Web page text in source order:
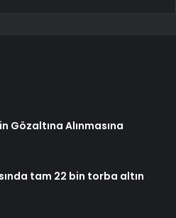
Gözaltına Alınmasına
tam 22 bin torba altın